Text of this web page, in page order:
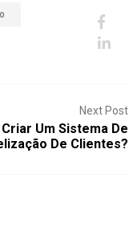
Next Post
Um Sistema De
De Clientes?